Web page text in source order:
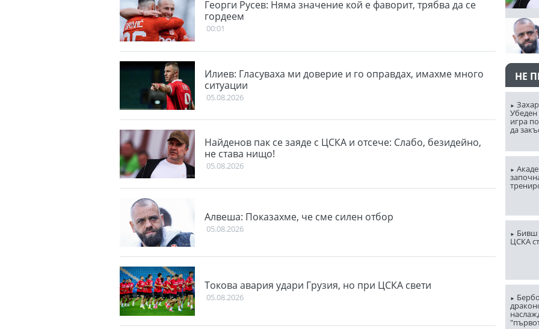
Георги Русев: Няма значение кой е фаворит, трябва да се
гордеем
00:01
Илиев: Гласуваха ми доверие и го оправдах, имахме много
ситуации
05.08.2026
Найденов пак се заяде с ЦСКА и отсече: Слабо, безидейно,
не става нищо!
05.08.2026
Алвеша: Показахме, че сме силен отбор
05.08.2026
Токова авария удари Грузия, но при ЦСКА свети
05.08.2026
НЕ
Убеден
игра
да
Бивш
ЦСКА